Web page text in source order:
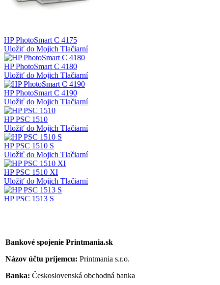
HP PhotoSmart C 4175
Uložiť do Mojich Tlačiarní
HP PhotoSmart C 4180
Uložiť do Mojich Tlačiarní
HP PhotoSmart C 4190
Uložiť do Mojich Tlačiarní
HP PSC 1510
Uložiť do Mojich Tlačiarní
HP PSC 1510 S
Uložiť do Mojich Tlačiarní
HP PSC 1510 XI
Uložiť do Mojich Tlačiarní
HP PSC 1513 S
Bankové spojenie Printmania.sk
Názov účtu príjemcu: Printmania s.r.o.
Banka: Československá obchodná banka